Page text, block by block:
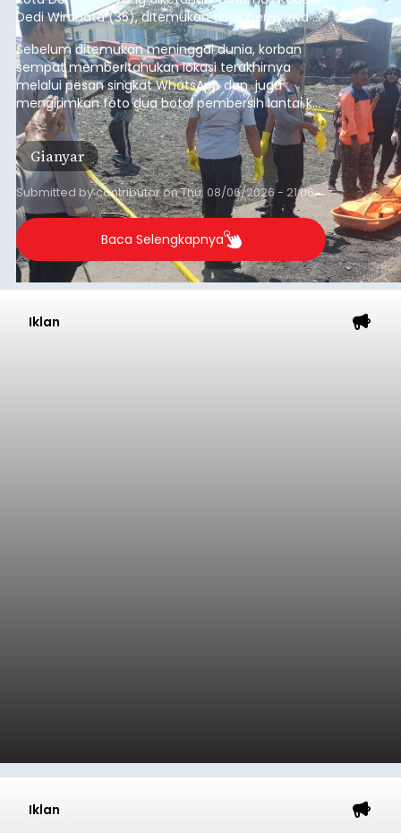
Dedi Wiranata (35), ditemukan tidak bernyawa di
pesisir Pantai Purnama, Sukawati.
Sebelum ditemukan meninggal dunia, korban
sempat memberitahukan lokasi terakhirnya
melalui pesan singkat WhatsApp dan juga
mengirimkan foto dua botol pembersih lantai ke
istrinya.
Gianyar
Submitted bycontributoronThu, 08/06/2026 - 21:06
Baca Selengkapnya
Iklan
Iklan